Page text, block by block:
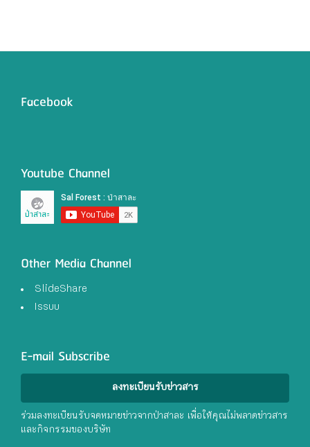
Facebook
Youtube Channel
Other Media Channel
SlideShare
Issuu
E-mail Subscribe
ลงทะเบียนรับข่าวสาร
ร่วมลงทะเบียนรับจดหมายข่าวจากป่าสาละ เพื่อให้คุณไม่พลาดข่าวสาร
และกิจกรรมของบริษัท